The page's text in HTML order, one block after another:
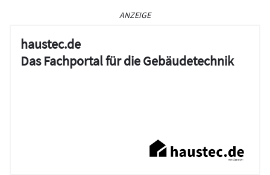
ANZEIGE
haustec.de
Das Fachportal für die Gebäudetechnik